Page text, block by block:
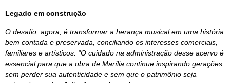
Legado em construção
O desafio, agora, é transformar a herança musical em uma história
bem contada e preservada, conciliando os interesses comerciais,
familiares e artísticos. “O cuidado na administração desse acervo é
essencial para que a obra de Marília continue inspirando gerações,
sem perder sua autenticidade e sem que o patrimônio seja